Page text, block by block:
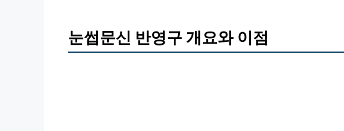
눈썹문신 반영구 개요와 이점